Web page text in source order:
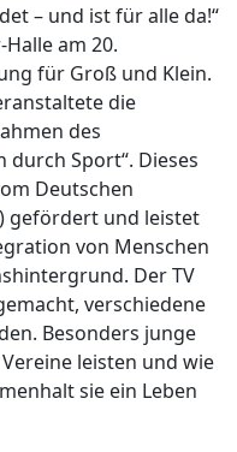
– und ist für alle da!“
am 20.
für Groß und Klein.
die
des
Sport“. Dieses
Deutschen
gefördert und leistet
von Menschen
Der TV
verschiedene
Besonders junge
leisten und wie
sie ein Leben